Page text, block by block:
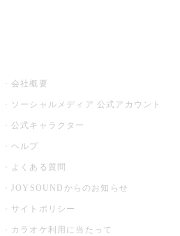
会社概要
ソーシャルメディア 公式アカウント
公式キャラクター
ヘルプ
よくある質問
JOYSOUNDからのお知らせ
サイトポリシー
カラオケ利用に当たって